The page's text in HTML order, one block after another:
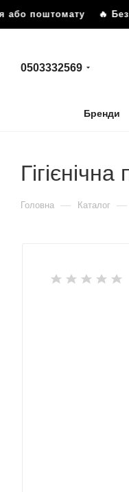
або поштомату🔥
0503332569
Бренди
Головна — Каталог —